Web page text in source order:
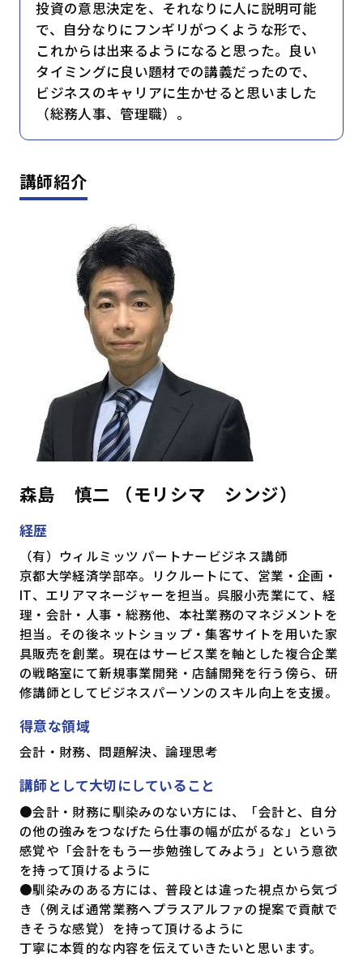
投資の意思決定を、それなりに人に説明可能
で、自分なりにフンギリがつくような形で、
これからは出来るようになると思った。良い
タイミングに良い題材での講義だったので、
ビジネスのキャリアに生かせると思いました
（総務人事、管理職）。
講師紹介
森島 慎二 （モリシマ シンジ）
経歴
（有）ウィルミッツ パートナービジネス講師
京都大学経済学部卒。リクルートにて、営業・企画・
IT、エリアマネージャーを担当。呉服小売業にて、経
理・会計・人事・総務他、本社業務のマネジメントを
担当。その後ネットショップ・集客サイトを用いた家
具販売を創業。現在はサービス業を軸とした複合企業
の戦略室にて新規事業開発・店舗開発を行う傍ら、研
修講師としてビジネスパーソンのスキル向上を支援。
得意な領域
会計・財務、問題解決、論理思考
講師として大切にしていること
●会計・財務に馴染みのない方には、「会計と、自分
の他の強みをつなげたら仕事の幅が広がるな」という
感覚や「会計をもう一歩勉強してみよう」という意欲
を持って頂けるように
●馴染みのある方には、普段とは違った視点から気づ
き（例えば通常業務へプラスアルファの提案で貢献で
きそうな感覚）を持って頂けるように
丁寧に本質的な内容を伝えていきたいと思います。